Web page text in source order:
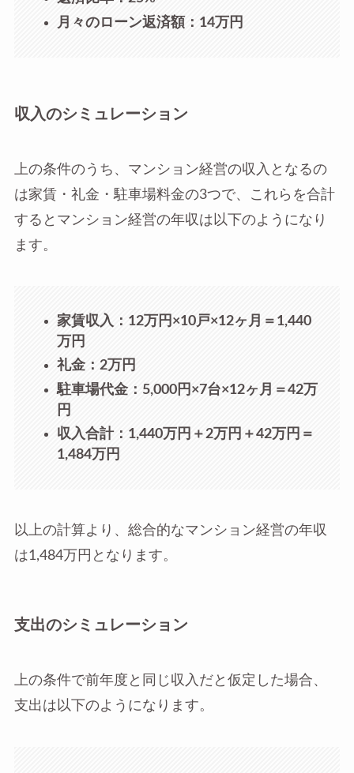
月々のローン返済額：14万円
収入のシミュレーション
上の条件のうち、マンション経営の収入となるの
は家賃・礼金・駐車場料金の3つで、これらを合計
するとマンション経営の年収は以下のようになり
ます。
家賃収入：12万円×10戸×12ヶ月＝1,440
万円
礼金：2万円
駐車場代金：5,000円×7台×12ヶ月＝42万
円
収入合計：1,440万円＋2万円＋42万円＝
1,484万円
以上の計算より、総合的なマンション経営の年収
は1,484万円となります。
支出のシミュレーション
上の条件で前年度と同じ収入だと仮定した場合、
支出は以下のようになります。